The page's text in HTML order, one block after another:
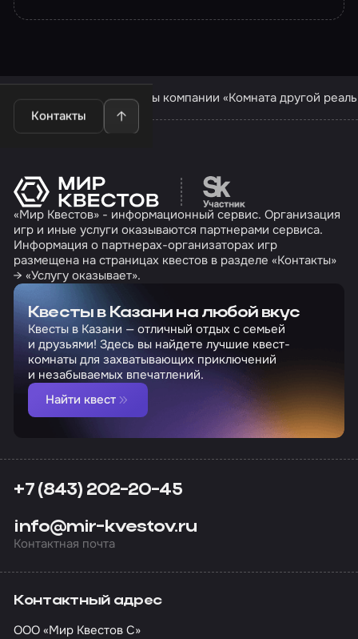
Контакты
Квесты в Казани Квесты компании «Комната другой
Перейти на сайт
«Мир Квестов» - информационный сервис. Организация
игр и иные услуги оказываются партнерами сервиса.
Информация о партнерах-организаторах игр
размещена на страницах квестов в разделе «Контакты»
→ «Услугу оказывает».
Квесты в Казани на любой вкус
Квесты в Казани — отличный отдых с семьей
и друзьями! Здесь вы найдете лучшие квест-
комнаты для захватывающих приключений
и незабываемых впечатлений.
Найти квест
+7 (843) 202-20-45
info@mir-kvestov.ru
Контактная почта
Контактный адрес
ООО «Мир Квестов С»